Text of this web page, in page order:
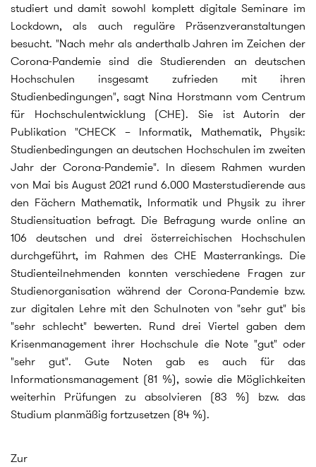
studiert und damit sowohl komplett digitale Seminare im
Lockdown, als auch reguläre Präsenzveranstaltungen
besucht. "Nach mehr als anderthalb Jahren im Zeichen der
Corona-Pandemie sind die Studierenden an deutschen
Hochschulen insgesamt zufrieden mit ihren
Studienbedingungen", sagt Nina Horstmann vom Centrum
für Hochschulentwicklung (CHE). Sie ist Autorin der
Publikation "CHECK – Informatik, Mathematik, Physik:
Studienbedingungen an deutschen Hochschulen im zweiten
Jahr der Corona-Pandemie". In diesem Rahmen wurden
von Mai bis August 2021 rund 6.000 Masterstudierende aus
den Fächern Mathematik, Informatik und Physik zu ihrer
Studiensituation befragt. Die Befragung wurde online an
106 deutschen und drei österreichischen Hochschulen
durchgeführt, im Rahmen des CHE Masterrankings. Die
Studienteilnehmenden konnten verschiedene Fragen zur
Studienorganisation während der Corona-Pandemie bzw.
zur digitalen Lehre mit den Schulnoten von "sehr gut" bis
"sehr schlecht" bewerten. Rund drei Viertel gaben dem
Krisenmanagement ihrer Hochschule die Note "gut" oder
"sehr gut". Gute Noten gab es auch für das
Informationsmanagement (81 %), sowie die Möglichkeiten
weiterhin Prüfungen zu absolvieren (83 %) bzw. das
Studium planmäßig fortzusetzen (84 %).
Zur